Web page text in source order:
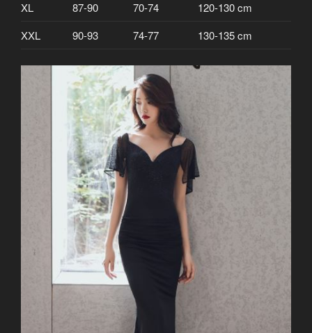
XL
87-90 70-74
120-130 cm
XXL
90-93 74-77 130-135 cm